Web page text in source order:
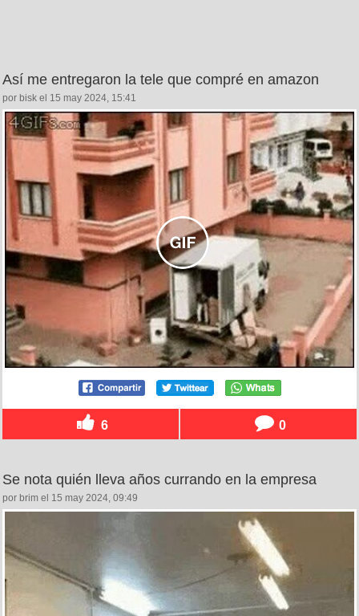
Así me entregaron la tele que compré en amazon
por bisk el 15 may 2024, 15:41
6 0
Se nota quién lleva años currando en la empresa
por brim el 15 may 2024, 09:49